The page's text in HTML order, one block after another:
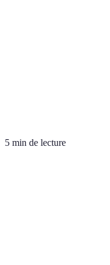
5 min de lecture